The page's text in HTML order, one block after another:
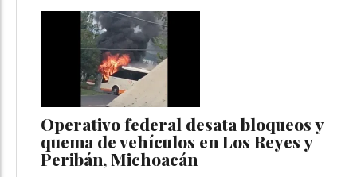
Operativo federal desata bloqueos y
quema de vehículos en Los Reyes y
Peribán, Michoacán